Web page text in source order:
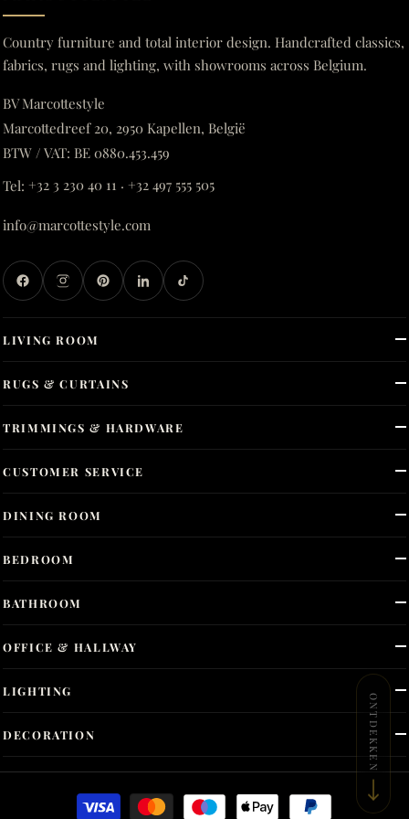
Country furniture and total interior design. Handcrafted classics,
fabrics, rugs and lighting, with showrooms across Belgium.
BV Marcottestyle
Marcottedreef 20, 2950 Kapellen, België
BTW / VAT: BE 0880.453.459
Tel: +32 3 230 40 11 · +32 497 555 505
info@marcottestyle.com
LIVING ROOM
DINING ROOM
BEDROOM
BATHROOM
OFFICE & HALLWAY
LIGHTING
DECORATION
RUGS & CURTAINS
TRIMMINGS & HARDWARE
CUSTOMER SERVICE
ONTDEKKEN